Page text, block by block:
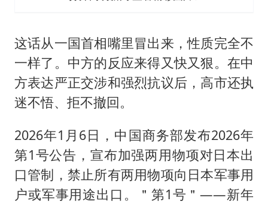
这话从一国首相嘴里冒出来，性质完全不
一样了。中方的反应来得又快又狠。在中
方表达严正交涉和强烈抗议后，高市还执
迷不悟、拒不撤回。
2026年1月6日，中国商务部发布2026年
第1号公告，宣布加强两用物项对日本出
口管制，禁止所有两用物项向日本军事用
户或军事用途出口。＂第1号＂——新年